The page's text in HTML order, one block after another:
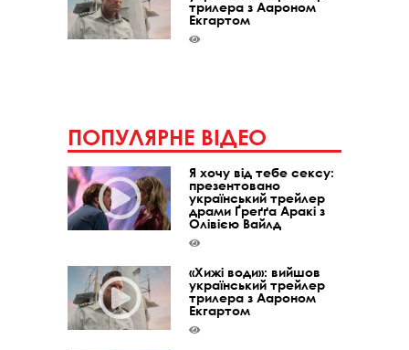
трилера з Аароном
Екгартом
ПОПУЛЯРНЕ ВІДЕО
Я хочу від тебе сексу:
презентовано
український трейлер
драми Ґреґґа Аракі з
Олівією Вайлд
«Хижі води»: вийшов
український трейлер
трилера з Аароном
Екгартом